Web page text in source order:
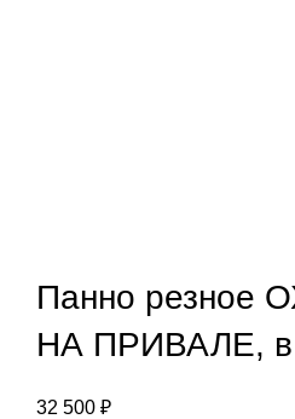
Панно резное
НА ПРИВАЛЕ, в
32 500 ₽